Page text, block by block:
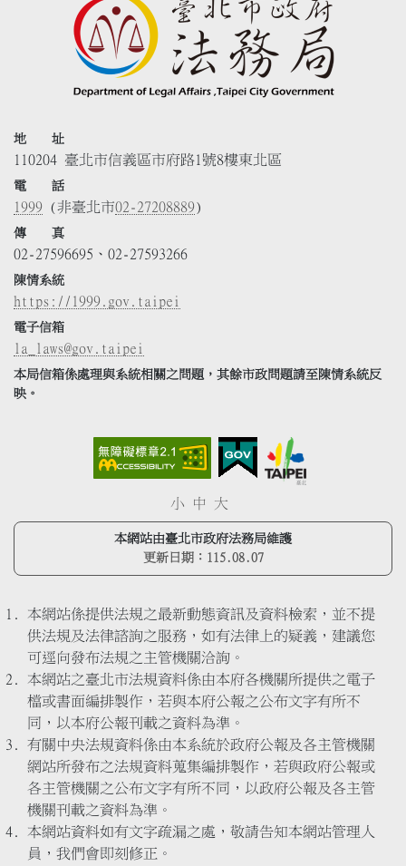
地 址
110204 臺北市信義區市府路1號8樓東北區
電 話
1999 (非臺北市02-27208889)
傳 真
02-27596695、02-27593266
陳情系統
https://1999.gov.taipei
電子信箱
la_laws@gov.taipei
本局信箱係處理與系統相關之問題，其餘市政問題請至陳情系統反
映。
小 中 大
本網站由臺北市政府法務局維護
更新日期： 115.08.07
本網站係提供法規之最新動態資訊及資料檢索，並不提
供法規及法律諮詢之服務，如有法律上的疑義，建議您
可逕向發布法規之主管機關洽詢。
本網站之臺北市法規資料係由本府各機關所提供之電子
檔或書面編排製作，若與本府公報之公布文字有所不
同，以本府公報刊載之資料為準。
有關中央法規資料係由本系統於政府公報及各主管機關
網站所發布之法規資料蒐集編排製作，若與政府公報或
各主管機關之公布文字有所不同，以政府公報及各主管
機關刊載之資料為準。
本網站資料如有文字疏漏之處，敬請告知本網站管理人
員，我們會即刻修正。